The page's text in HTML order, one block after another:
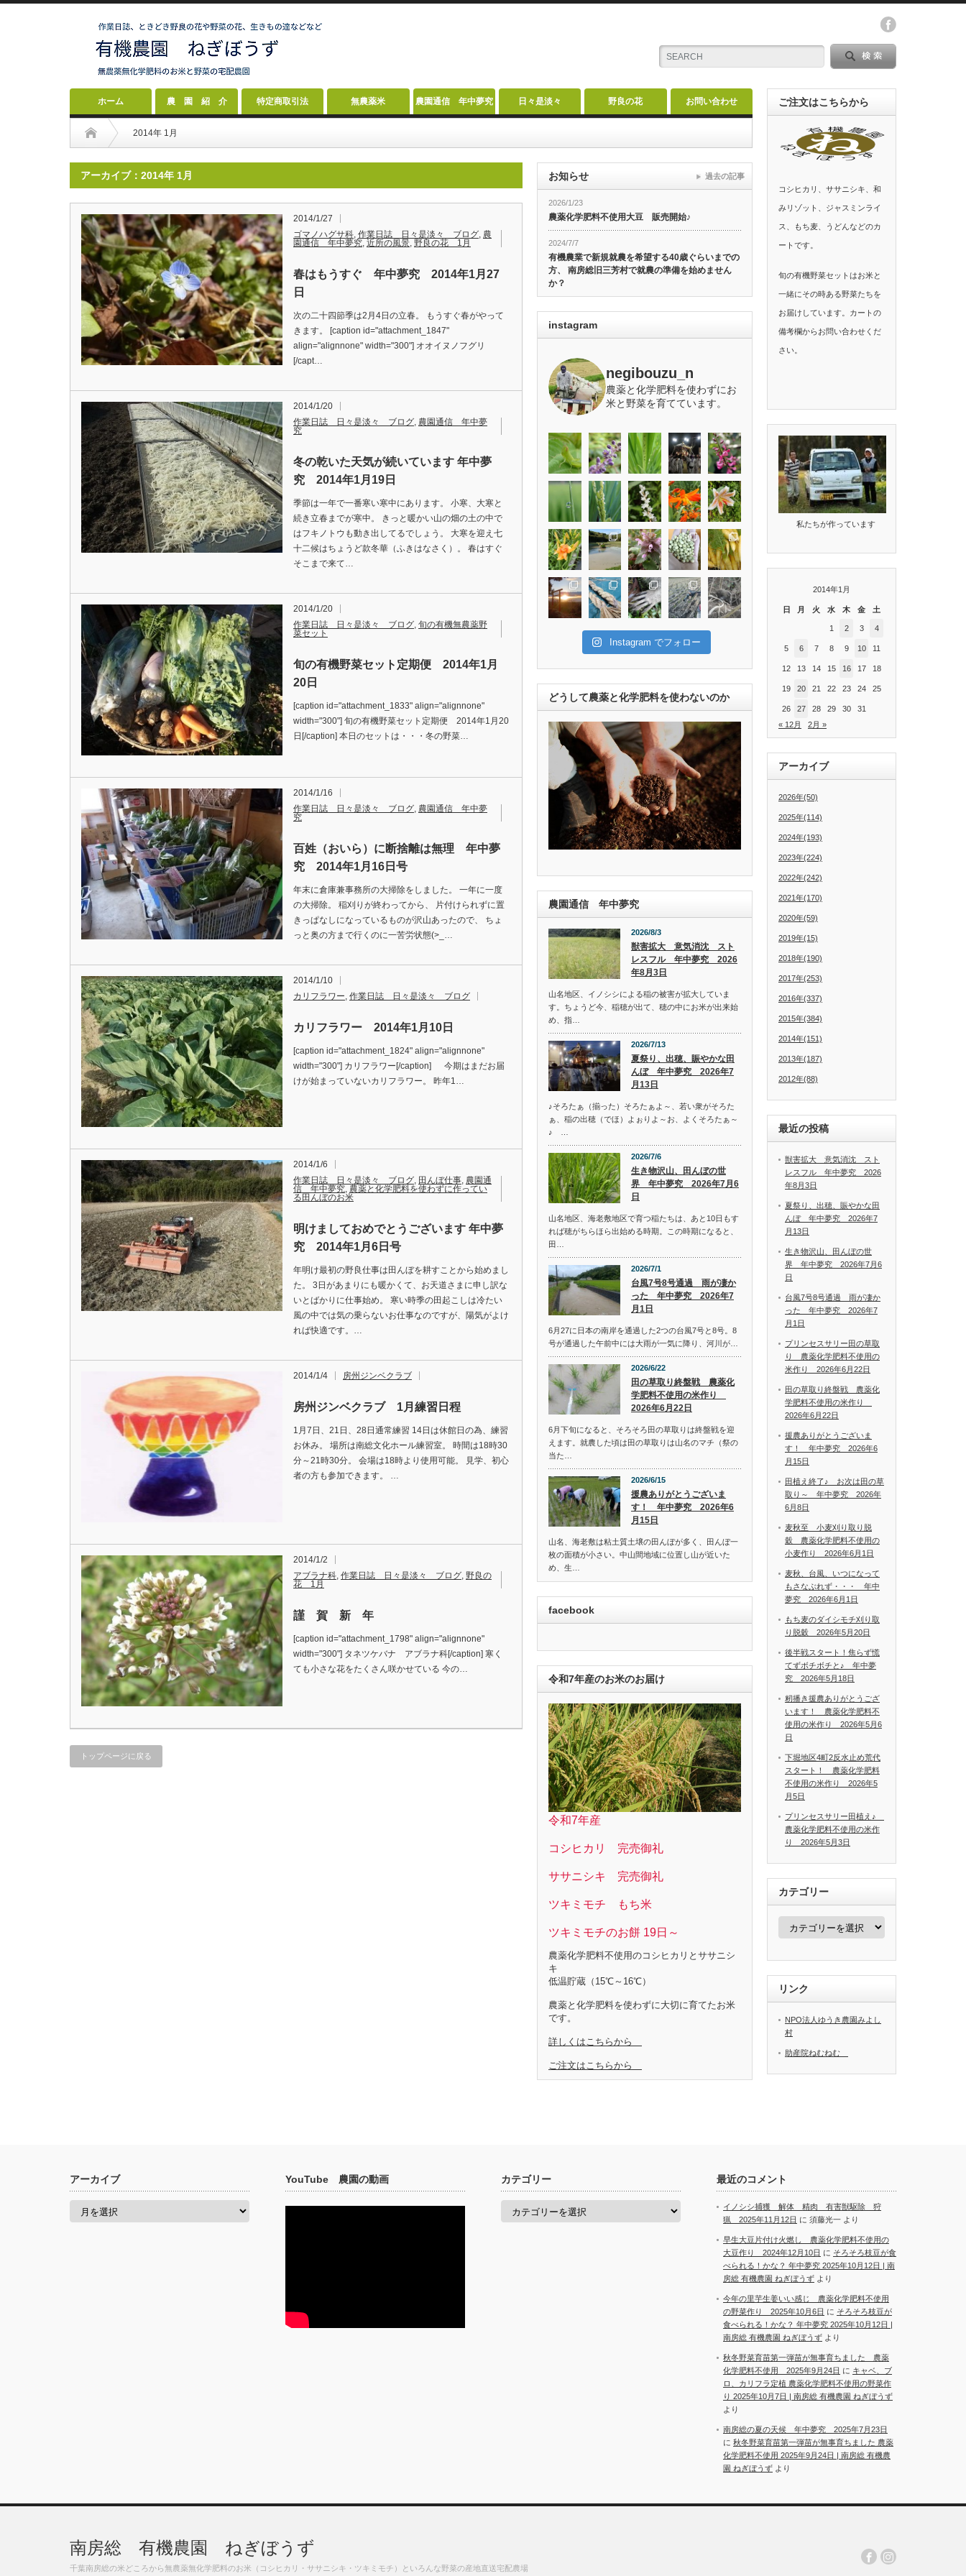
ホーム 農 園 紹 介 特定商取引法 無農薬米 農園通信 年中夢究 日々是淡々 野良の花 お問い合わせ
2014年 1月
アーカイブ：2014年 1月
2014/1/27
ゴマノハグサ科, 作業日誌 日々是淡々 ブログ, 農
園通信 年中夢究, 近所の風景, 野良の花 1月
春はもうすぐ 年中夢究 2014年1月27
日
次の二十四節季は2月4日の立春。 もうすぐ春がやって
きます。 [caption id="attachment_1847"
align="alignnone" width="300"] オオイヌノフグリ
[/capt…
2014/1/20
作業日誌 日々是淡々 ブログ, 農園通信 年中夢
究
冬の乾いた天気が続いています 年中夢
究 2014年1月19日
季節は一年で一番寒い寒中にあります。 小寒、大寒と
続き立春までが寒中。 きっと暖かい山の畑の土の中で
はフキノトウも動き出してるでしょう。 大寒を迎え七
十二候はちょうど款冬華（ふきはなさく）。 春はすぐ
そこまで来て…
2014/1/20
作業日誌 日々是淡々 ブログ, 旬の有機無農薬野
菜セット
旬の有機野菜セット定期便 2014年1月
20日
[caption id="attachment_1833" align="alignnone"
width="300"] 旬の有機野菜セット定期便 2014年1月20
日[/caption] 本日のセットは・・・冬の野菜…
2014/1/16
作業日誌 日々是淡々 ブログ, 農園通信 年中夢
究
百姓（おいら）に断捨離は無理 年中夢
究 2014年1月16日号
年末に倉庫兼事務所の大掃除をしました。 一年に一度
の大掃除。 稲刈りが終わってから、 片付けられずに置
きっぱなしになっているものが沢山あったので、 ちょ
っと奥の方まで行くのに一苦労状態(>_…
2014/1/10
カリフラワー, 作業日誌 日々是淡々 ブログ
カリフラワー 2014年1月10日
[caption id="attachment_1824" align="alignnone"
width="300"] カリフラワー[/caption] 今期はまだお届
けが始まっていないカリフラワー。 昨年1…
2014/1/6
作業日誌 日々是淡々 ブログ, 田んぼ仕事, 農園通
信 年中夢究, 農薬と化学肥料を使わずに作ってい
る田んぼのお米
明けましておめでとうございます 年中夢
究 2014年1月6日号
年明け最初の野良仕事は田んぼを耕すことから始めまし
た。 3日があまりにも暖かくて、お天道さまに申し訳な
いとばかりに仕事始め。 寒い時季の田起こしは冷たい
風の中では気の乗らないお仕事なのですが、陽気がよけ
れば快適です。…
2014/1/4 房州ジンベクラブ
房州ジンベクラブ 1月練習日程
1月7日、21日、28日通常練習 14日は休館日の為、練習
お休み。 場所は南総文化ホール練習室。 時間は18時30
分～21時30分。 会場は18時より使用可能。 見学、初心
者の方も参加できます。 …
2014/1/2
アブラナ科, 作業日誌 日々是淡々 ブログ, 野良の
花 1月
謹 賀 新 年
[caption id="attachment_1798" align="alignnone"
width="300"] タネツケバナ アブラナ科[/caption] 寒く
ても小さな花をたくさん咲かせている 今の…
トップページに戻る
お知らせ
2026/1/23
農薬化学肥料不使用大豆 販売開始♪
2024/7/7
有機農業で新規就農を希望する40歳ぐらいまでの
方、 南房総旧三芳村で就農の準備を始めません
か？
過去の記事
instagram
negibouzu_n
農薬と化学肥料を使わずにお
米と野菜を育てています。
Instagram でフォロー
どうして農薬と化学肥料を使わないのか
農園通信 年中夢究
2026/8/3
獣害拡大 意気消沈 スト
レスフル 年中夢究 2026
年8月3日
山名地区、イノシシによる稲の被害が拡大していま
す。ちょうど今、稲穂が出て、穂の中にお米が出来始
め、指…
2026/7/13
夏祭り、出穂、賑やかな田
んぼ 年中夢究 2026年7
月13日
♪そろたぁ（揃った）そろたぁよ～、若い衆がそろた
ぁ、稲の出穂（でほ）よぉりよ～お、よくそろたぁ～
♪ …
2026/7/6
生き物沢山、田んぼの世
界 年中夢究 2026年7月6
日
山名地区、海老敷地区で育つ稲たちは、あと10日もす
れば穂がちらほら出始める時期。この時期になると、
田…
2026/7/1
台風7号8号通過 雨が凄か
った 年中夢究 2026年7
月1日
6月27に日本の南岸を通過した2つの台風7号と8号。8
号が通過した午前中には大雨が一気に降り、河川が…
2026/6/22
田の草取り終盤戦 農薬化
学肥料不使用の米作り
2026年6月22日
6月下旬になると、そろそろ田の草取りは終盤戦を迎
えます。就農した頃は田の草取りは山名のマチ（祭の
当た…
2026/6/15
援農ありがとうございま
す！ 年中夢究 2026年6
月15日
山名、海老敷は粘土質土壌の田んぼが多く、田んぼ一
枚の面積が小さい。中山間地域に位置し山が近いた
め、生…
facebook
令和7年産のお米のお届け
令和7年産
コシヒカリ 完売御礼
ササニシキ 完売御礼
ツキミモチ もち米
ツキミモチのお餅 19日～
農薬化学肥料不使用のコシヒカリとササニシ
キ
低温貯蔵（15℃～16℃）
農薬と化学肥料を使わずに大切に育てたお米
です。
詳しくはこちらから
ご注文はこちらから
ご注文はこちらから
コシヒカリ、ササニシキ、和
みリゾット、ジャスミンライ
ス、もち麦、うどんなどのカ
ートです。
旬の有機野菜セットはお米と
一緒にその時ある野菜たちを
お届けしています。カートの
備考欄からお問い合わせくだ
さい。
私たちが作っています
2014年1月
日 月 火 水 木 金 土
1 2 3 4
5 6 7 8 9 10 11
12 13 14 15 16 17 18
19 20 21 22 23 24 25
26 27 28 29 30
31
« 12月
2月 »
アーカイブ
2026年(50)
2025年(114)
2024年(193)
2023年(224)
2022年(242)
2021年(170)
2020年(59)
2019年(15)
2018年(190)
2017年(253)
2016年(337)
2015年(384)
2014年(151)
2013年(187)
2012年(88)
最近の投稿
獣害拡大 意気消沈 スト
レスフル 年中夢究 2026
年8月3日
夏祭り、出穂、賑やかな田
んぼ 年中夢究 2026年7
月13日
生き物沢山、田んぼの世
界 年中夢究 2026年7月6
日
台風7号8号通過 雨が凄か
った 年中夢究 2026年7
月1日
プリンセスサリー田の草取
り 農薬化学肥料不使用の
米作り 2026年6月22日
田の草取り終盤戦 農薬化
学肥料不使用の米作り
2026年6月22日
援農ありがとうございま
す！ 年中夢究 2026年6
月15日
田植え終了♪ お次は田の草
取り～ 年中夢究 2026年
6月8日
麦秋至 小麦刈り取り脱
穀 農薬化学肥料不使用の
小麦作り 2026年6月1日
麦秋、台風、いつになって
もさなぶれず・・・ 年中
夢究 2026年6月1日
もち麦のダイシモチ刈り取
り脱穀 2026年5月20日
後半戦スタート！焦らず慌
てずボチボチと♪ 年中夢
究 2026年5月18日
籾播き援農ありがとうござ
います！ 農薬化学肥料不
使用の米作り 2026年5月6
日
下堀地区4町2反水止め荒代
スタート！ 農薬化学肥料
不使用の米作り 2026年5
月5日
プリンセスサリー田植え♪
農薬化学肥料不使用の米作
り 2026年5月3日
カテゴリー
カ
ー
リンク
NPO法人ゆうき農園みよし
村
助産院ねむねむ
アーカイブ
ア
YouTube 農園の動画 カテゴリー
カ
最近のコメント
イノシシ捕獲 解体 精肉 有害獣駆除 狩
猟 2025年11月12日 に 須藤光一 より
早生大豆片付け火燃し 農薬化学肥料不使用の
大豆作り 2024年12月10日 に そろそろ枝豆が食
べられる！かな？ 年中夢究 2025年10月12日 | 南
房総 有機農園 ねぎぼうず より
今年の里芋生姜いい感じ 農薬化学肥料不使用
の野菜作り 2025年10月6日 に そろそろ枝豆が
食べられる！かな？ 年中夢究 2025年10月12日 |
南房総 有機農園 ねぎぼうず より
秋冬野菜育苗第一弾苗が無事育ちました 農薬
化学肥料不使用 2025年9月24日 に キャベ、ブ
ロ、カリフラ定植 農薬化学肥料不使用の野菜作
り 2025年10月7日 | 南房総 有機農園 ねぎぼうず
より
南房総の夏の天候 年中夢究 2025年7月23日
に 秋冬野菜育苗第一弾苗が無事育ちました 農薬
化学肥料不使用 2025年9月24日 | 南房総 有機農
園 ねぎぼうず より
南房総 有機農園 ねぎぼうず
千葉南房総の米どころから無農薬無化学肥料のお米（コシヒカリ・ササニシキ・ツキミモチ）といろんな野菜の産地直送宅配農場